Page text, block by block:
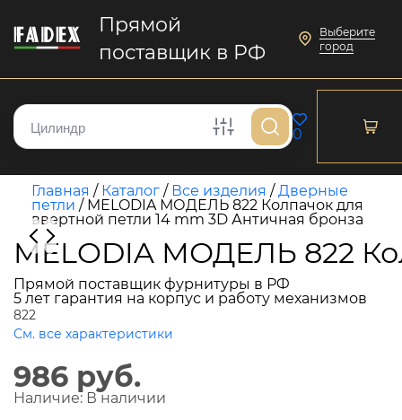
Прямой
поставщик в РФ
Выберите
город
0
Главная / Каталог / Все изделия /Дверные
петли / MELODIA МОДЕЛЬ 822 Колпачок для
ввертной петли 14 mm 3D Античная бронза
MELODIA МОДЕЛЬ 822
Прямой поставщик фурнитуры в РФ
5 лет гарантия на корпус и работу механизмов
822
См. все характеристики
986 руб.
Наличие: В наличии